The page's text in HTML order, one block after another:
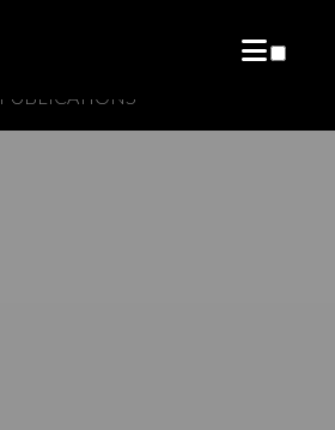
PUBLICATIONS